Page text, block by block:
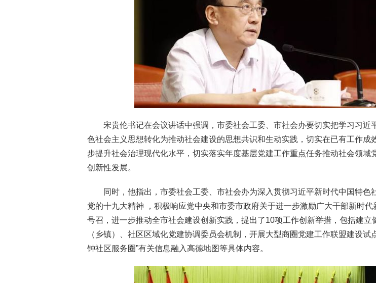
宋贵伦书记在会议讲话中强调，市委社会工委、市社会办要切实把学习习近
色社会主义思想转化为推动社会建设的思想共识和生动实践，切实在已有工作成
步提升社会治理现代化水平，切实落实年度基层党建工作重点任务推动社会领域
创新性发展。
同时，他指出，市委社会工委、市社会办为深入贯彻习近平新时代中国特色
党的十九大精神 ，积极响应党中央和市委市政府关于进一步激励广大干部新时代
号召，进一步推动全市社会建设创新实践，提出了10项工作创新举措，包括建立
（乡镇）、社区区域化党建协调委员会机制，开展大型商圈党建工作联盟建设试
钟社区服务圈”有关信息融入高德地图等具体内容。